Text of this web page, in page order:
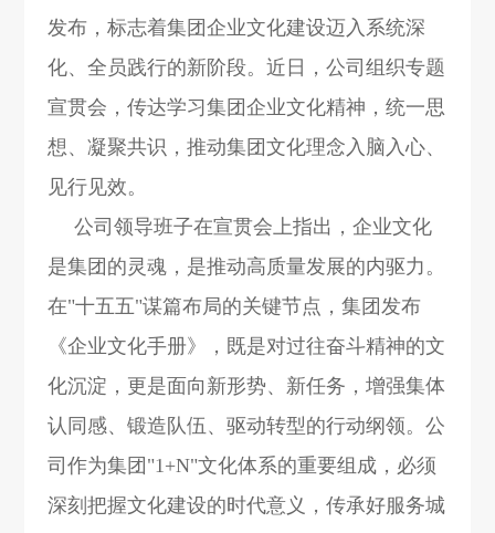
发布，标志着集团企业文化建设迈入系统深
化、全员践行的新阶段。近日，公司组织专题
宣贯会，传达学习集团企业文化精神，统一思
想、凝聚共识，推动集团文化理念入脑入心、
见行见效。
公司领导班子在宣贯会上指出，企业文化
是集团的灵魂，是推动高质量发展的内驱力。
在"十五五"谋篇布局的关键节点，集团发布
《企业文化手册》，既是对过往奋斗精神的文
化沉淀，更是面向新形势、新任务，增强集体
认同感、锻造队伍、驱动转型的行动纲领。公
司作为集团"1+N"文化体系的重要组成，必须
深刻把握文化建设的时代意义，传承好服务城